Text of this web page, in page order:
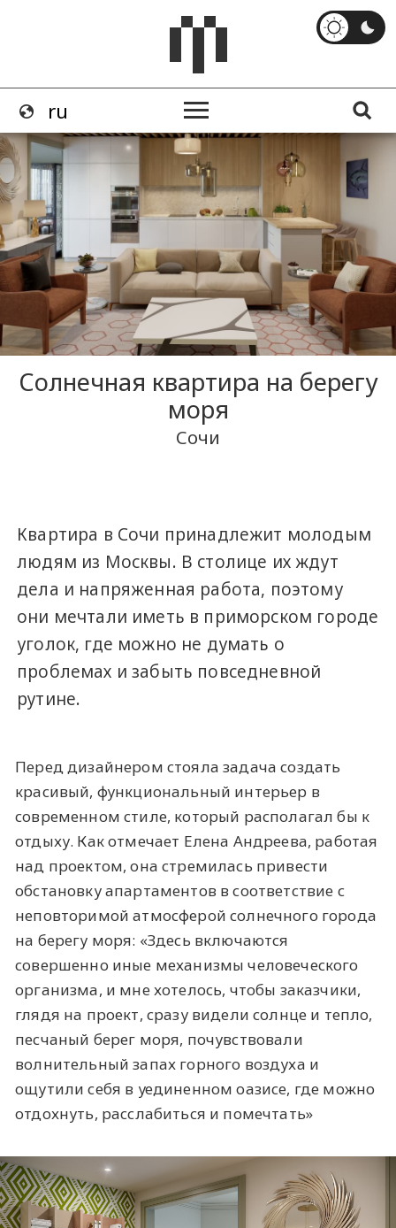
Солнечная квартира на берегу
моря
Сочи
Квартира в Сочи принадлежит молодым
людям из Москвы. В столице их ждут
дела и напряженная работа, поэтому
они мечтали иметь в приморском городе
уголок, где можно не думать о
проблемах и забыть повседневной
рутине.
Перед дизайнером стояла задача создать
красивый, функциональный интерьер в
современном стиле, который располагал бы к
отдыху. Как отмечает Елена Андреева, работая
над проектом, она стремилась привести
обстановку апартаментов в соответствие с
неповторимой атмосферой солнечного города
на берегу моря: «Здесь включаются
совершенно иные механизмы человеческого
организма, и мне хотелось, чтобы заказчики,
глядя на проект, сразу видели солнце и тепло,
песчаный берег моря, почувствовали
волнительный запах горного воздуха и
ощутили себя в уединенном оазисе, где можно
отдохнуть, расслабиться и помечтать»